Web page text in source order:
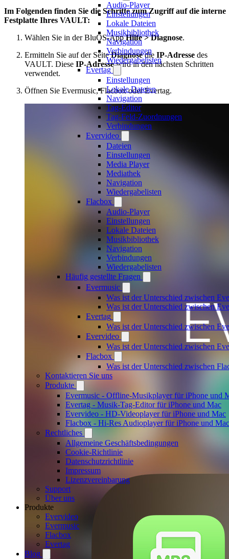
Audio-Player
Einstellungen
Lokale Dateien
Musikbibliothek
Navigation
Verbindungen
Wiedergabelisten
Evertag
Einstellungen
Lokale Dateien
Navigation
Tag-Editor
Tag-Feld-Zuordnungen
Verbindungen
Evervideo
Dateien
Einstellungen
Media Player
Mediathek
Navigation
Wiedergabelisten
Flacbox
Audio-Player
Einstellungen
Lokale Dateien
Musikbibliothek
Navigation
Verbindungen
Wiedergabelisten
Häufig gestellte Fragen
Evermusic
Was ist der Unterschied zwischen
Was ist der Unterschied zwischen
Evertag
Was ist der Unterschied zwischen
Evervideo
Was ist der Unterschied zwischen
Flacbox
Was ist der Unterschied zwischen
Kontaktieren Sie uns
Produkte
Evermusic - Offline-Musikplayer für iPhone und
Evertag - Musik-Tag-Editor für iPhone und Mac
Evervideo - HD-Videoplayer für iPhone und Mac
Flacbox - Hi-Res Audioplayer für iPhone und Mac
Rechtliches
Allgemeine Geschäftsbedingungen
Cookie-Richtlinie
Datenschutzrichtlinie
Impressum
Lizenzvereinbarung
Support
Über uns
Produkte
Evervideo
Evermusic
Flacbox
Evertag
Blog
Im Folgenden finden Sie die Schritte zum Zugriff auf die interne
Festplatte Ihres VAULT:
Wählen Sie in der BluOS-AppHilfe > Diagnose.
Ermitteln Sie auf der SeiteDiagnosedie IP-Adresse des
VAULT. Diese IP-Adressewird in den nächsten Schritten
verwendet.
Öffnen Sie Evermusic, Flacbox oder Evertag.